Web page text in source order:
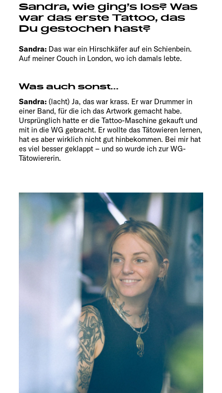
Sandra, wie ging’s los? Was
war das erste Tattoo, das
Du gestochen hast?
Sandra: Das war ein Hirschkäfer auf ein Schienbein.
Auf meiner Couch in London, wo ich damals lebte.
Was auch sonst…
Sandra: (lacht) Ja, das war krass. Er war Drummer in
einer Band, für die ich das Artwork gemacht habe.
Ursprünglich hatte er die Tattoo-Maschine gekauft und
mit in die WG gebracht. Er wollte das Tätowieren lernen,
hat es aber wirklich nicht gut hinbekommen. Bei mir hat
es viel besser geklappt – und so wurde ich zur WG-
Tätowiererin.